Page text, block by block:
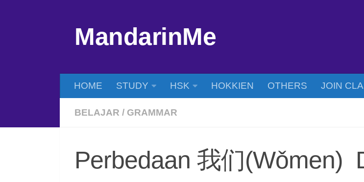
MandarinMe
HOME STUDY HSK HOKKIEN OTHERS JOIN
BELAJAR / GRAMMAR
Perbedaan 我们(Wǒmen)